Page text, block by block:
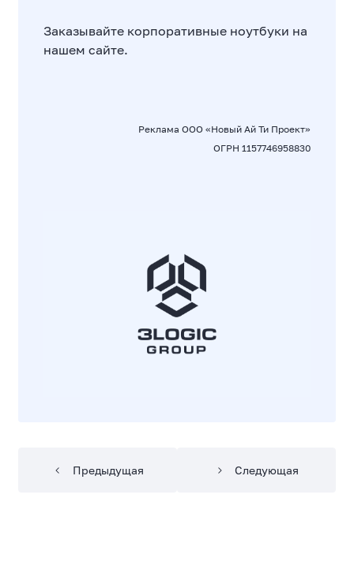
Заказывайте корпоративные ноутбуки на
нашем сайте.
Реклама ООО «Новый Ай Ти Проект»
ОГРН 1157746958830
Предыдущая Следующая